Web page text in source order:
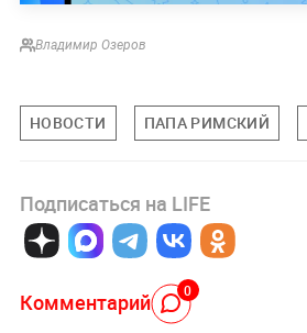
Владимир Озеров
НОВОСТИ ПАПА РИМСКИЙ
Подписаться на LIFE
Комментарий 0